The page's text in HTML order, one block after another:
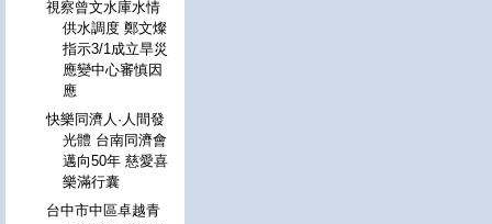
視察曾文水庫水情
供水調度 鄭文燦
指示3/1成立旱災
應變中心審慎因
應
快樂同濟人·人間發
光體 台南同濟會
邁向50年 慈愛喜
樂滿行囊
台中市中區卓越青